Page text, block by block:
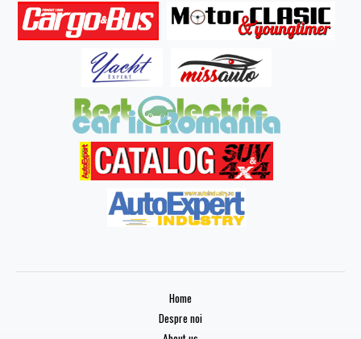
Home
Despre noi